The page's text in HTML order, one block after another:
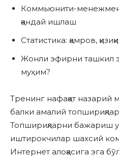
Коммьюнити-
қандай ишлаш
Статистика: қамров,
Жонли эфирни ташкил
муҳим?
Тренинг нафақат назарий
балки амалий
Топшириқларни бажариш
иштирокчилар шахсий
Интернет алоқасига эга